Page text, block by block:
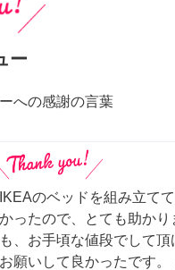
ー
への感謝の言葉
IKEAのベッドを組み立て
かったので、とても助か
も、お手頃な値段でして
お願いして良かったです